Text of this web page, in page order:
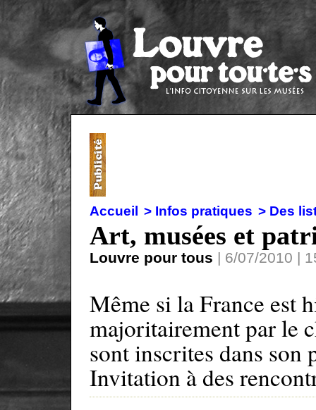
Accueil > Infos pratiques > Des
Art, musées et
Louvre pour tous | 6/07/2010 |
Même si la France est
majoritairement par le
sont inscrites dans
Invitation à des